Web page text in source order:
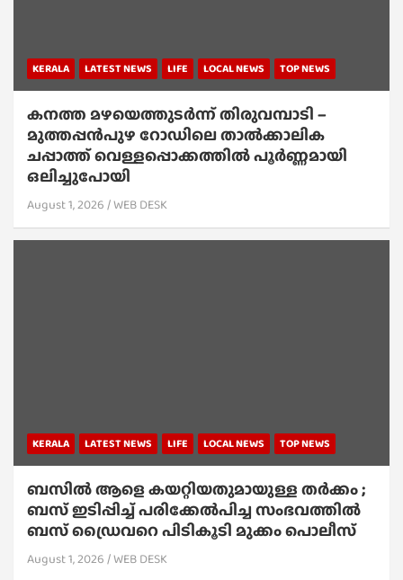
KERALA LATEST NEWS LIFE LOCAL NEWS TOP NEWS
കനത്ത മഴയെത്തുടർന്ന് തിരുവമ്പാടി –
മുത്തപ്പൻപുഴ റോഡിലെ താൽക്കാലിക
ചപ്പാത്ത് വെള്ളപ്പൊക്കത്തിൽ പൂർണ്ണമായി
ഒലിച്ചുപോയി
August 1, 2026 WEB DESK
KERALA LATEST NEWS LIFE LOCAL NEWS TOP NEWS
ബസിൽ ആളെ കയറ്റിയതുമായുള്ള തർക്കം ;
ബസ് ഇടിപ്പിച്ച് പരിക്കേൽപിച്ച സംഭവത്തിൽ
ബസ് ഡ്രൈവറെ പിടികൂടി മുക്കം പൊലീസ്
August 1, 2026 WEB DESK